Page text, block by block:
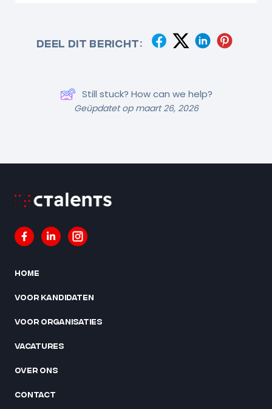
Deel dit bericht:
Still stuck? How can we help?
Geüpdatet op maart 26, 2026
Home
Voor kandidaten
Voor organisaties
Vacatures
Over ons
Contact